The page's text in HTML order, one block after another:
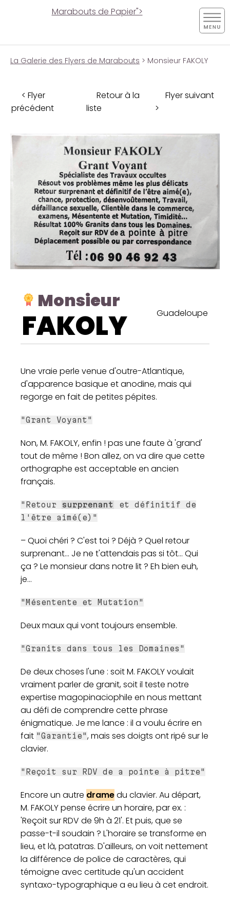
Marabouts de Papier">
La Galerie des Flyers de Marabouts > Monsieur FAKOLY
< Flyer
précédent
Retour à la
liste
Flyer suivant
>
Monsieur
FAKOLY Guadeloupe
Une vraie perle venue d'outre-Atlantique,
d'apparence basique et anodine, mais qui
regorge en fait de petites pépites.
"Grant Voyant"
Non, M. FAKOLY, enfin ! pas une faute à 'grand'
tout de même ! Bon allez, on va dire que cette
orthographe est acceptable en ancien
français.
"Retour surprenant
et définitif de
l'être aimé(e)"
– Quoi chéri ? C'est toi ? Déjà ? Quel retour
surprenant... Je ne t'attendais pas si tôt... Qui
ça ? Le monsieur dans notre lit ? Eh bien euh,
je...
"Mésentente et Mutation"
Deux maux qui vont toujours ensemble.
"Granits dans tous les Domaines"
De deux choses l'une : soit M. FAKOLY voulait
vraiment parler de granit, soit il teste notre
expertise magopinaciophile en nous mettant
au défi de comprendre cette phrase
énigmatique. Je me lance : il a voulu écrire en
fait "Garantie", mais ses doigts ont ripé sur le
clavier.
"Reçoit sur RDV de a pointe à pitre"
Encore un autre dramedu clavier. Au départ,
M. FAKOLY pense écrire un horaire, par ex. :
'Reçoit sur RDV de 9h à 21'. Et puis, que se
passe-t-il soudain ? L'horaire se transforme en
lieu, et là, patatras. D'ailleurs, on voit nettement
la différence de police de caractères, qui
témoigne avec certitude qu'un accident
syntaxo-typographique a eu lieu à cet endroit.